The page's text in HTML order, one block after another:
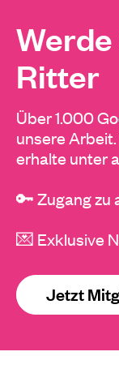
Ritter
Über 1.000
unsere
erhalte unter
🔑 Zugang zu
💌 Exklusive
Jetzt